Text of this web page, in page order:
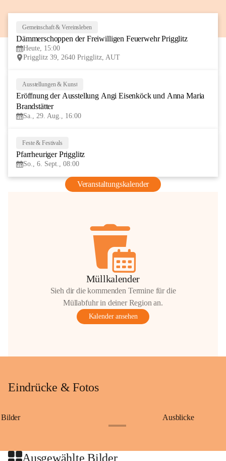
Gemeinschaft & Vereinsleben
Dämmerschoppen der Freiwilligen Feuerwehr Prigglitz
Heute, 15:00
Prigglitz 39, 2640 Prigglitz, AUT
AUG
Ausstellungen & Kunst
Eröffnung der Ausstellung Angi Eisenköck und Anna Maria
Brandstätter
Sa., 29. Aug., 16:00
Feste & Festivals
Pfarrheuriger Prigglitz
So., 6. Sept., 08:00
Veranstaltungskalender
Müllkalender
Sieh dir die kommenden Termine für die
Müllabfuhr in deiner Region an.
Kalender ansehen
Eindrücke & Fotos
Bilder Ausblicke
Ausgewählte Bilder